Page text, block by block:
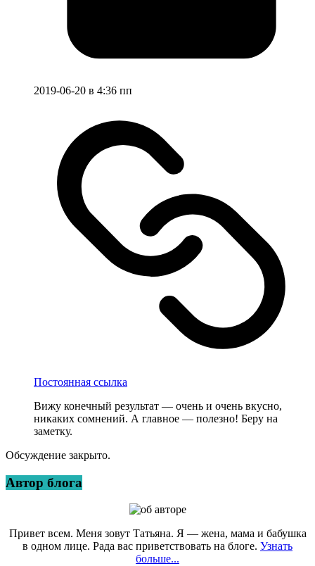
2019-06-20 в 4:36 пп
Постоянная ссылка
Вижу конечный результат — очень и очень вкусно,
никаких сомнений. А главное — полезно! Беру на
заметку.
Обсуждение закрыто.
Автор блога
Привет всем. Меня зовут Татьяна. Я — жена, мама и бабушка
в одном лице. Рада вас приветствовать на блоге. Узнать
больше...